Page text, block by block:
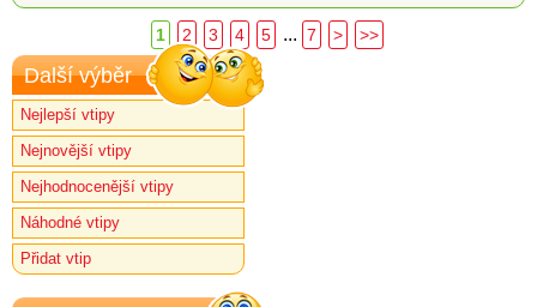
1 2 3 4 5 ... 7 > >>
Další výběr
Nejlepší vtipy
Nejnovější vtipy
Nejhodnocenější vtipy
Náhodné vtipy
Přidat vtip